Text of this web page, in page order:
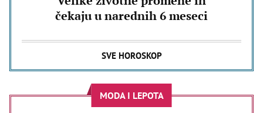
čekaju u narednih 6 meseci
SVE HOROSKOP
MODA I LEPOTA